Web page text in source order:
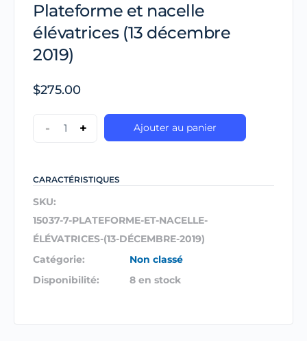
Plateforme et nacelle
élévatrices (13 décembre
2019)
$275.00
- + Ajouter au panier
CARACTÉRISTIQUES
SKU:
15037-7-PLATEFORME-ET-NACELLE-
ÉLÉVATRICES-(13-DÉCEMBRE-2019)
Catégorie:
Non classé
Disponibilité:
8 en stock